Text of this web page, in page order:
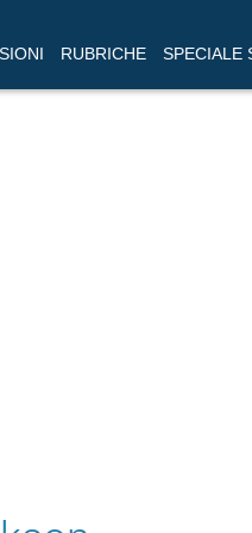
RUBRICHE SPECIALE